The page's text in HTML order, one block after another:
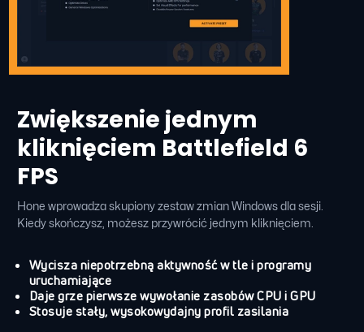
Zwiększenie jednym
kliknięciem Battlefield 6
FPS
Hone wprowadza skupiony zestaw zmian Windows dla sesji.
Kiedy skończysz, możesz przywrócić jednym kliknięciem.
Wycisza niepotrzebną aktywność w tle i programy
uruchamiające
Daje grze pierwsze wywołanie zasobów CPU i GPU
Stosuje stały, wysokowydajny profil zasilania